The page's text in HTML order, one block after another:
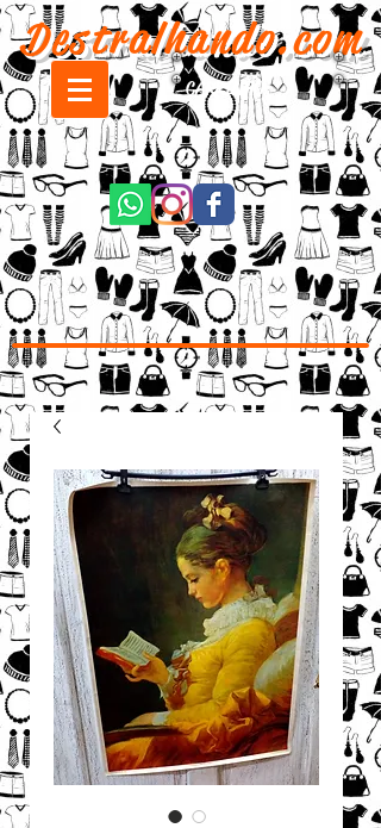
Destralhando.com
CARRINHO: